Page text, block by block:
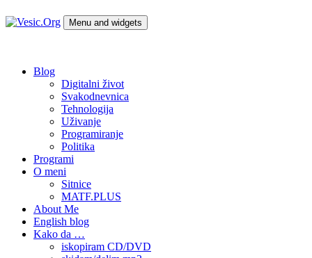
to
Menu and widgets
Blog
Digitalni život
Svakodnevnica
Tehnologija
Uživanje
Programiranje
Politika
Programi
O meni
Sitnice
MATF.PLUS
About Me
English blog
Kako da …
iskopiram CD/DVD